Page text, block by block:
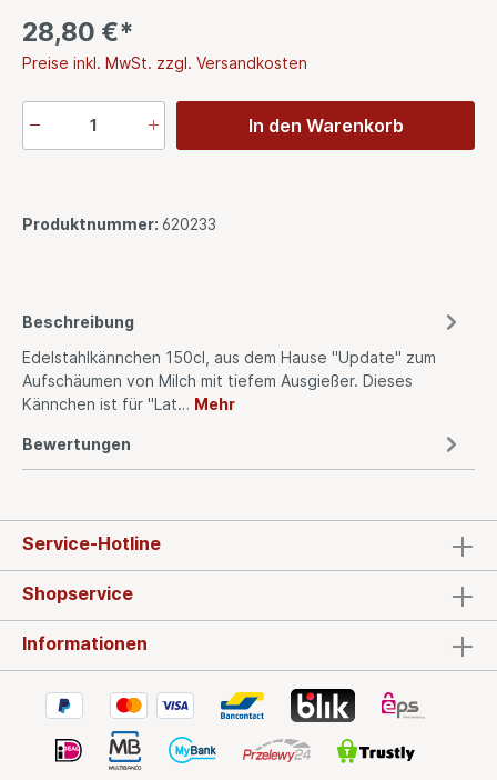
28,80 €*
Preise inkl. MwSt. zzgl. Versandkosten
In den Warenkorb
Produktnummer: 620233
Beschreibung
Edelstahlkännchen 150cl, aus dem Hause "Update" zum
Aufschäumen von Milch mit tiefem Ausgießer. Dieses
Kännchen ist für "Lat… Mehr
Bewertungen
Service-Hotline
Shopservice
Informationen